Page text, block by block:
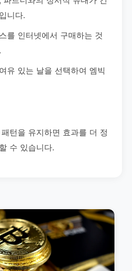
니다.
를 인터넷에서 구매하는 것
유 있는 날을 선택하여 엠빅
턴을 유지하면 효과를 더 정
수 있습니다.